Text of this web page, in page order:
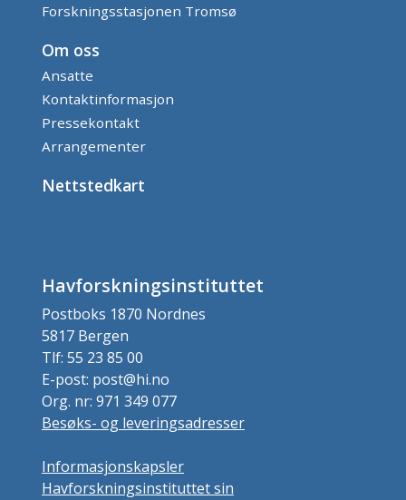
Forskningsstasjonen Tromsø
Om oss
Ansatte
Kontaktinformasjon
Pressekontakt
Arrangementer
Nettstedkart
Havforskningsinstituttet
Postboks 1870 Nordnes
5817 Bergen
Tlf: 55 23 85 00
E-post: post@hi.no
Org. nr: 971 349 077
Besøks- og leveringsadresser
Informasjonskapsler
Havforskningsinstituttet sin